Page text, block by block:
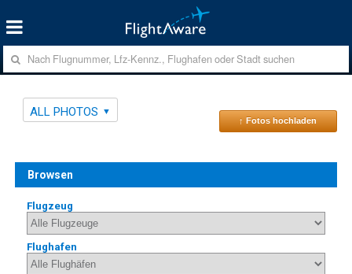
ALL PHOTOS
↑ Fotos hochladen
Browsen
Flugzeug
Flughafen